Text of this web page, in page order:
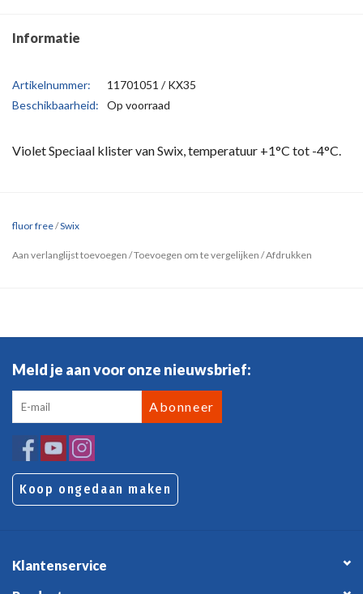
Informatie
Artikelnummer:
11701051 / KX35
Beschikbaarheid:
Op voorraad
Violet Speciaal klister van Swix, temperatuur +1°C tot -4°C.
fluor free/Swix
Aan verlanglijst toevoegen /Toevoegen om te vergelijken /Afdrukken
Meld je aan voor onze nieuwsbrief:
Abonneer
Koop ongedaan maken
Klantenservice